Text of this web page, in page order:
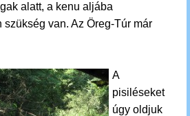
alatt, a kenu aljába
szükség van. Az Öreg-Túr már
A
pisiléseket
úgy oldjuk